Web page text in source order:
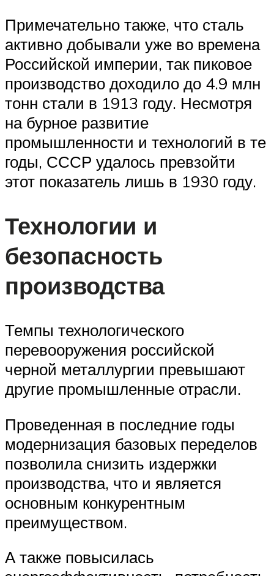
Примечательно также, что сталь
активно добывали уже во времена
Российской империи, так пиковое
производство доходило до 4.9 млн
тонн стали в 1913 году. Несмотря
на бурное развитие
промышленности и технологий в те
годы, СССР удалось превзойти
этот показатель лишь в 1930 году.
Технологии и
безопасность
производства
Темпы технологического
перевооружения российской
черной металлургии превышают
другие промышленные отрасли.
Проведенная в последние годы
модернизация базовых переделов
позволила снизить издержки
производства, что и является
основным конкурентным
преимуществом.
А также повысилась